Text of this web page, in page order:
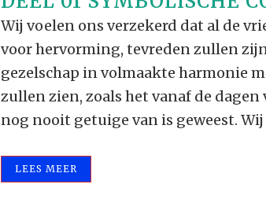
Wij voelen ons verzekerd dat al de
voor hervorming, tevreden zullen
gezelschap in volmaakte harmonie
zullen zien, zoals het vanaf de dagen
nog nooit getuige van is geweest. Wij
LEES MEER